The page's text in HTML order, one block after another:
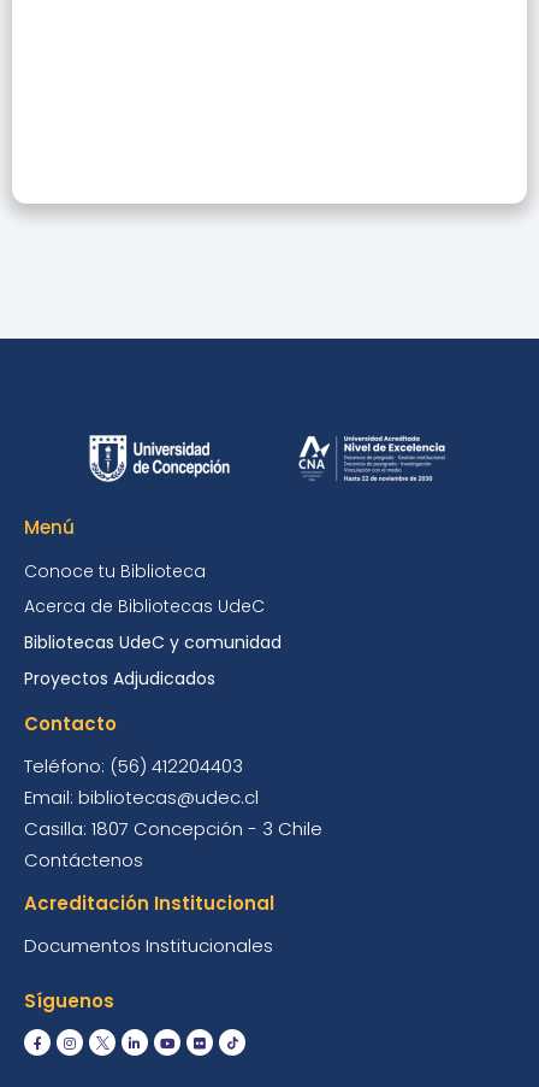
Menú
Conoce tu Biblioteca
Acerca de Bibliotecas UdeC
Bibliotecas UdeC y comunidad
Proyectos Adjudicados
Contacto
Teléfono: (56) 412204403
Email: bibliotecas@udec.cl
Casilla: 1807 Concepción - 3 Chile
Contáctenos
Acreditación Institucional
Documentos Institucionales
Síguenos